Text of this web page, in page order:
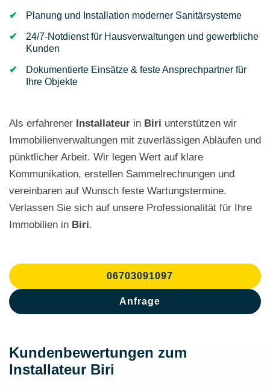
Planung und Installation moderner Sanitärsysteme
24/7-Notdienst für Hausverwaltungen und gewerbliche
Kunden
Dokumentierte Einsätze & feste Ansprechpartner für
Ihre Objekte
Als erfahrener Installateur in Biri unterstützen wir
Immobilienverwaltungen mit zuverlässigen Abläufen und
pünktlicher Arbeit. Wir legen Wert auf klare
Kommunikation, erstellen Sammelrechnungen und
vereinbaren auf Wunsch feste Wartungstermine.
Verlassen Sie sich auf unsere Professionalität für Ihre
Immobilien in Biri.
06703091097
Anfrage
Kundenbewertungen zum
Installateur Biri